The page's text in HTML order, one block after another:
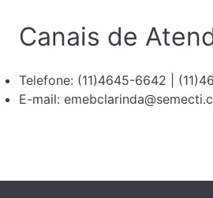
Canais de
Telefone: (11)4645-6642 |
E-mail: